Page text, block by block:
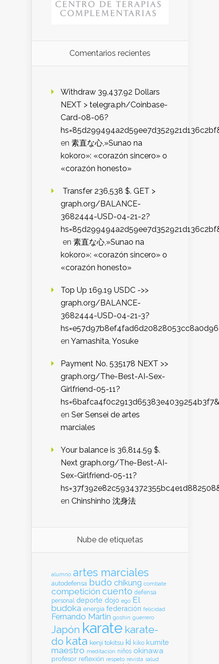
Comentarios recientes
Withdraw 39,437.92 Dollars
NEXT > telegra.ph/Coinbase-
Card-08-06?
en 素直な心,»Sunao na
kokoro»: «corazón sincero» o
«corazón honesto»
️ Transfer 236,538 $. GET >
graph.org/BALANCE-
3682444-USD-04-21-2?
en 素直な心,»Sunao na
kokoro»: «corazón sincero» o
«corazón honesto»
Top Up 169.19 USDC ->>
graph.org/BALANCE-
3682444-USD-04-21-3?
en Yamashita, Yosuke
Payment No. 535178 NEXT >>
graph.org/The-Best-AI-Sex-
Girlfriend-05-11?
hs=6bafca4f0c2913d65383e4039254b3f7&
en Ser Sensei de artes
marciales
Your balance is 36,814.59 $.
Next graph.org/The-Best-AI-
Sex-Girlfriend-05-11?
en Chinshinho 沈身法
Nube de etiquetas
alumno artes marciales
autodefensa budo chikung combate
competición cuento defensa
personal deporte dojo ego El
budoka energia federación felicidad
Fernando Martin goshin guerrero
Japón karate karate-
do kata kenji tokitsu ki kiko kumite
maestro meditación niños okinawa
profesor reflexión respeto revista salud